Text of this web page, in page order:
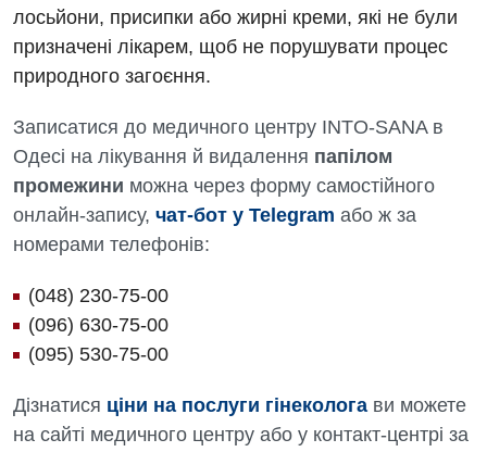
лосьйони, присипки або жирні креми, які не були
призначені лікарем, щоб не порушувати процес
природного загоєння.
Записатися до медичного центру INTO-SANA в
Одесі на лікування й видалення папілом
промежини можна через форму самостійного
онлайн-запису, чат-бот у Telegram або ж за
номерами телефонів:
(048) 230-75-00
(096) 630-75-00
(095) 530-75-00
Дізнатися ціни на послуги гінеколога ви можете
на сайті медичного центру або у контакт-центрі за